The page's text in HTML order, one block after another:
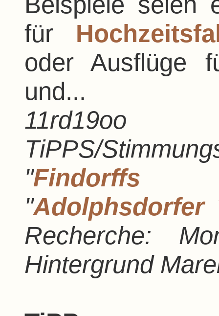
für
oder Ausflüge
und...
TiPPS/
"Findorffs
"Adolphsdorfer
Recherche:
Hintergrund